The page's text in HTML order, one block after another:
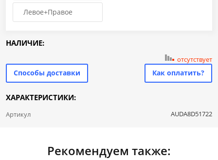
Левое+Правое
НАЛИЧИЕ:
отсутствует
Способы доставки Как оплатить?
ХАРАКТЕРИСТИКИ:
Артикул AUDA8D51722
Рекомендуем также: